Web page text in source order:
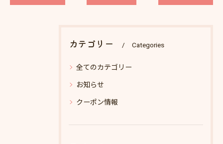
カテゴリー Categories
全てのカテゴリー
お知らせ
クーポン情報